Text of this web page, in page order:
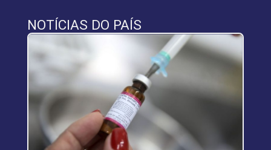
NOTÍCIAS DO PAÍS